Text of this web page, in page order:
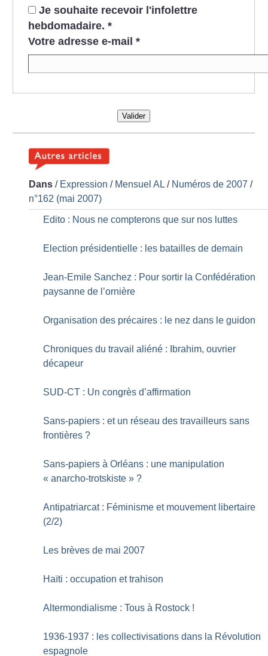
Je souhaite recevoir l'infolettre
hebdomadaire. *
Votre adresse e-mail *
Valider
Dans / Expression / Mensuel AL / Numéros de 2007 /
n°162 (mai 2007)
Edito : Nous ne compterons que sur nos luttes
Election présidentielle : les batailles de demain
Jean-Emile Sanchez : Pour sortir la Confédération
paysanne de l’ornière
Organisation des précaires : le nez dans le guidon
Chroniques du travail aliéné : Ibrahim, ouvrier
décapeur
SUD-CT : Un congrès d’affirmation
Sans-papiers : et un réseau des travailleurs sans
frontières ?
Sans-papiers à Orléans : une manipulation
« anarcho-trotskiste » ?
Antipatriarcat : Féminisme et mouvement libertaire
(2/2)
Les brèves de mai 2007
Haïti : occupation et trahison
Altermondialisme : Tous à Rostock !
1936-1937 : les collectivisations dans la Révolution
espagnole